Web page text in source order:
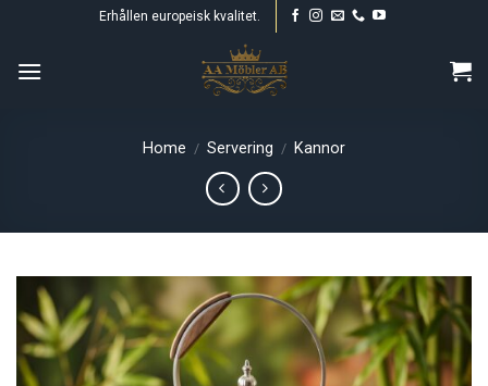
content
Erhållen europeisk kvalitet.
Home / Servering / Kannor